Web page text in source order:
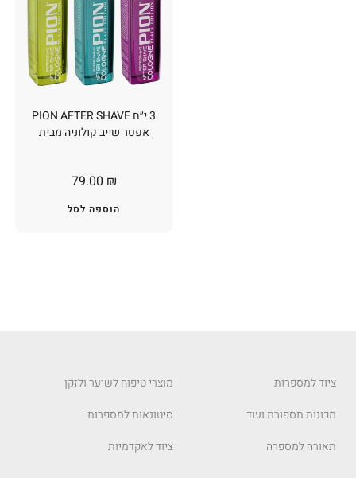
3 י״ח PION AFTER SHAVE
אפטר שייב קולוניה מבית
79.00 ₪
הוספה לסל
ציוד למספרות
מכונות תספורת ועוד
תאורה למספרה
מוצרי טיפוח לשיער ולזקן
סיטונאות למספרות
ציוד לאקדמיות